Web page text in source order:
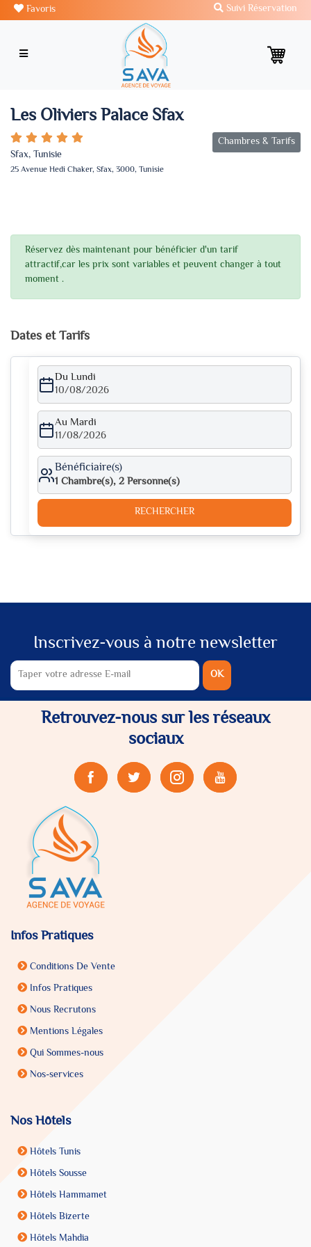
Favoris Suivi Réservation
Les Oliviers Palace Sfax
Sfax, Tunisie
25 Avenue Hedi Chaker, Sfax, 3000, Tunisie
Chambres & Tarifs
Réservez dès maintenant pour bénéficier d'un tarif
attractif,car les prix sont variables et peuvent changer à tout
moment .
Dates et Tarifs
Du Lundi
10/08/2026
Au Mardi
11/08/2026
Bénéficiaire(s)
1 Chambre(s),2Personne(s)
RECHERCHER
Inscrivez-vous à notre newsletter
OK
Retrouvez-nous sur les réseaux
sociaux
Infos Pratiques
Conditions De Vente
Infos Pratiques
Nous Recrutons
Mentions Légales
Qui Sommes-nous
Nos-services
Nos Hôtels
Hôtels Tunis
Hôtels Sousse
Hôtels Hammamet
Hôtels Bizerte
Hôtels Mahdia